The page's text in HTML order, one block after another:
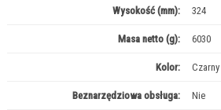
Wysokość (mm): 324
Masa netto (g): 6030
Kolor: Czarny
Beznarzędziowa obsługa: Nie